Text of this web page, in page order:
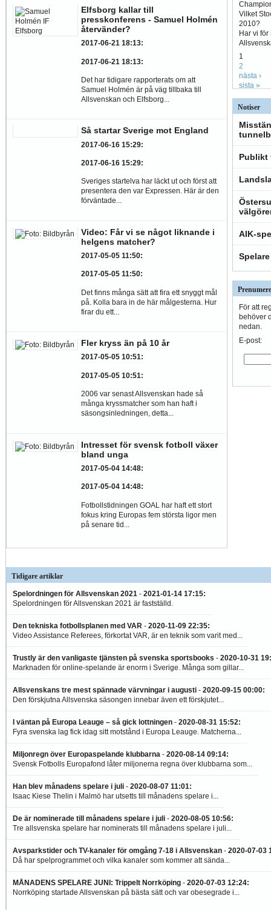
Elfsborg kallar till
presskonferens - Samuel Holmén
återvänder?
2017-06-21 18:13:
2017-06-21 18:13:
Det har tidigare rapporterats om att
Samuel Holmén är på väg tillbaka till
Allsvenskan och Elfsborg...
Så startar Sverige mot England
2017-06-16 15:29:
2017-06-16 15:29:
Sveriges startelva har läckt ut och först att
presentera den var Expressen. Här är den
förväntade...
Video: Får vi se något liknande i
helgens matcher?
2017-05-05 11:50:
2017-05-05 11:50:
Det finns många sätt att fira ett snyggt mål
på. Kolla bara in de här målgesterna. Hur
firar du ett...
Fler kryss än på 10 år
2017-05-05 10:51:
2017-05-05 10:51:
2006 var senast Allsvenskan hade så
många kryssmatcher som han haft i
säsongsinledningen, detta...
Intresset för svensk fotboll växer
bland unga
2017-05-04 14:48:
2017-05-04 14:48:
Fotbollstidningen GOAL har haft ett stort
fokus kring Europas fem största ligor men
på senare tid...
Vilket
2010?
Har vi
1
2
nästa ›
sista »
Notiser
Publikt
AIK-
För att
behöver
nedan.
E-post:
Tidigare artiklar
Spelordningen för Allsvenskan 2021 - 2021-01-14 17:15:
Spelordningen för Allsvenskan 2021 är fastställd.
Den tekniska fotbollsplanen med VAR - 2020-11-09 22:35:
Video Assistance Referees, förkortat VAR, är en teknik som varit med...
Trustly är den vanligaste tjänsten på svenska sportsbooks - 2020-10-31
Marknaden för online-spelande är enorm i Sverige. Många som gillar...
Allsvenskans tre mest spännade värvningar i augusti - 2020-09-15 00:00:
Den förskjutna Allsvenska säsongen innebar även ett förskjutet...
I väntan på Europa Leauge – så gick lottningen - 2020-08-31 15:52:
Fyra svenska lag fick idag sitt motstånd i Europa Leauge. Matcherna...
Miljonregn över Europaspelande klubbarna - 2020-08-14 09:14:
Svensk Fotbolls Europafond låter miljonerna regna över klubbarna som...
Han blev månadens spelare i juli - 2020-08-07 11:01:
Isaac Kiese Thelin i Malmö har utsetts till månadens spelare i...
De är nominerade till månadens spelare i juli - 2020-08-05 10:56:
Tre allsvenska spelare har nominerats till månadens spelare i juli...
Avsparkstider och TV-kanaler för omgång 7-18 i Allsvenskan - 2020-07-03
Då har spelprogrammet och vilka kanaler som kommer att sända...
MÅNADENS SPELARE JUNI: Trippelt Norrköping - 2020-07-03 12:24:
Norrköping startade Allsvenskan på bästa sätt och var obesegrade i...